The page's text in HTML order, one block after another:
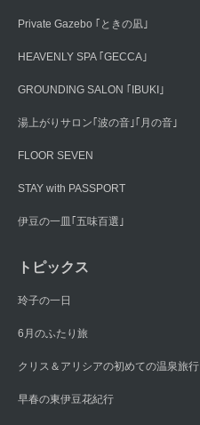
Private Gazebo ｢ときの凪｣
HEAVENLY SPA ｢GECCA｣
GROUNDING SALON ｢IBUKI｣
湯上がりサロン｢波の音｣｢月の音｣
FLOOR SEVEN
STAY with PASSPORT
伊豆の一皿｢五味百選｣
トピックス
玲子の一日
6月のふたり旅
クリス＆アリシアの初めての温泉旅行
早春の東伊豆花紀行